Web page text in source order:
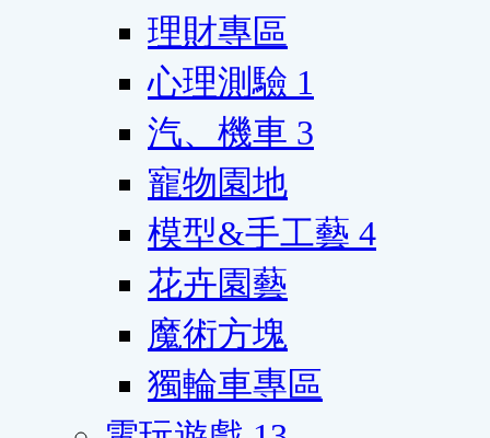
理財專區
心理測驗 1
汽、機車 3
寵物園地
模型&手工藝 4
花卉園藝
魔術方塊
獨輪車專區